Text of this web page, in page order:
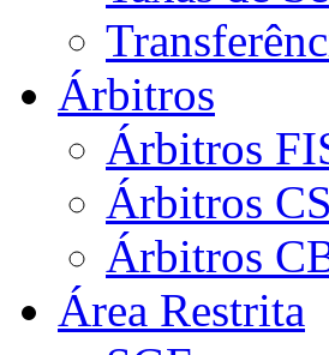
Árbitros
Árbitros
Árbitros
Árbitros
Área Restrita